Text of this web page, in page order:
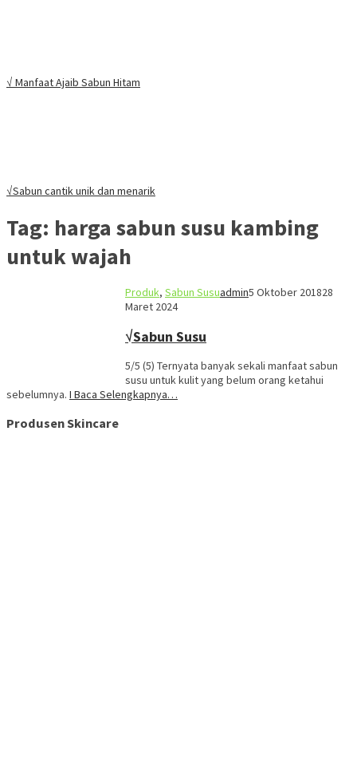
√ Manfaat Ajaib Sabun Hitam
√Sabun cantik unik dan menarik
Tag: harga sabun susu kambing
untuk wajah
Produk, Sabun Susuadmin5 Oktober 201828
Maret 2024
√Sabun Susu
5/5 (5) Ternyata banyak sekali manfaat sabun
susu untuk kulit yang belum orang ketahui
sebelumnya. I Baca Selengkapnya…
Produsen Skincare